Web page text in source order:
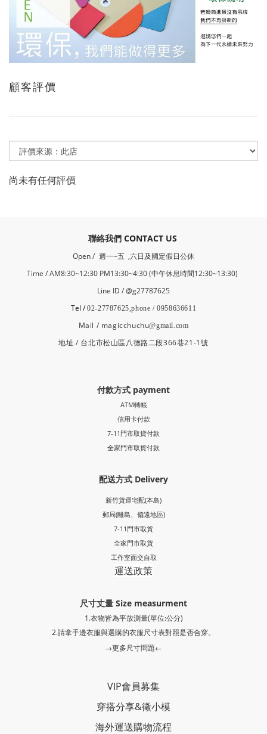
顧客評價
尚未有任何評價
​聯絡我們 CONTACT US
Open / 週一~五 ,六日及國定假日公休
Time / AM8:30~12:30 PM13:30~4:30 (中午休息時間12:30~13:30)
Line ID / @g27787625
Tel /02-27787625,phone / 0958636611
Mail / magicchuchu@gmail.com
地址 / 台北市松山區八德路二段366巷21-1號
付款方式 payment
ATM轉帳
信用卡付款
7-11門市取貨付款
全家門市取貨付款
配送方式 Delivery
新竹貨運宅配(本島)
郵局(離島、偏遠地區)
7-11門市取貨
全家門市取貨
工作室面交自取
運送政策
尺寸丈量 Size measurment
1.衣物皆為平放測量(單位:公分)
2.請拿手邊衣服與選購的衣服尺寸表對照是否合穿。
→更多尺寸問題←
VIP會員募集
穿搭分享&徵小模
海外運送購物流程